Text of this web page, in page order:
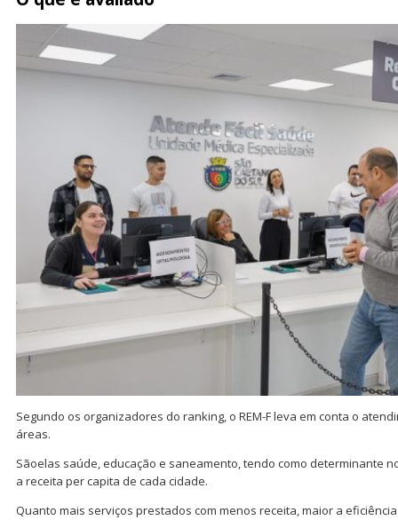
Segundo os organizadores do ranking, o REM-F leva em conta o
áreas.
Sãoelas saúde, educação e saneamento, tendo como determinante
a receita per capita de cada cidade.
Quanto mais serviços prestados com menos receita, maior a